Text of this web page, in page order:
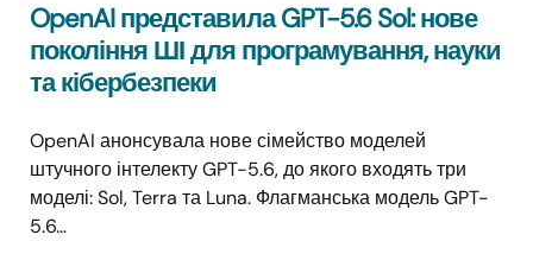
OpenAI представила GPT-5.6 Sol: нове
покоління ШІ для програмування, науки
та кібербезпеки
OpenAI анонсувала нове сімейство моделей
штучного інтелекту GPT-5.6, до якого входять три
моделі: Sol, Terra та Luna. Флагманська модель GPT-
5.6…